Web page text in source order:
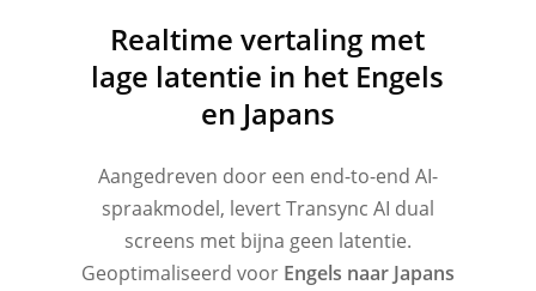
Realtime vertaling met
lage latentie in het Engels
en Japans
Aangedreven door een end-to-end AI-
spraakmodel, levert Transync AI dual
screens met bijna geen latentie.
Geoptimaliseerd voor Engels naar Japans